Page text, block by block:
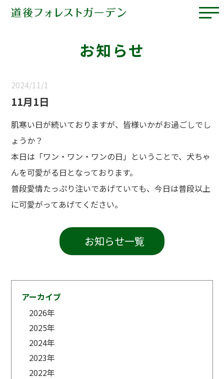
お知らせ
2024/11/1
11月1日
肌寒い日が続いておりますが、皆様いかがお過ごしでし
ょうか？
本日は「ワン・ワン・ワンの日」ということで、犬ちゃ
んを可愛がる日となっております。
普段愛情たっぷり注いであげていても、今日は普段以上
に可愛がってあげてください。
お知らせ一覧
アーカイブ
2026年
2025年
2024年
2023年
2022年